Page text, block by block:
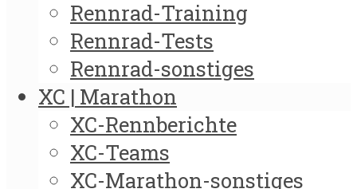
Rennrad-Training
Rennrad-Tests
Rennrad-sonstiges
XC | Marathon
XC-Rennberichte
XC-Teams
XC-Marathon-sonstiges